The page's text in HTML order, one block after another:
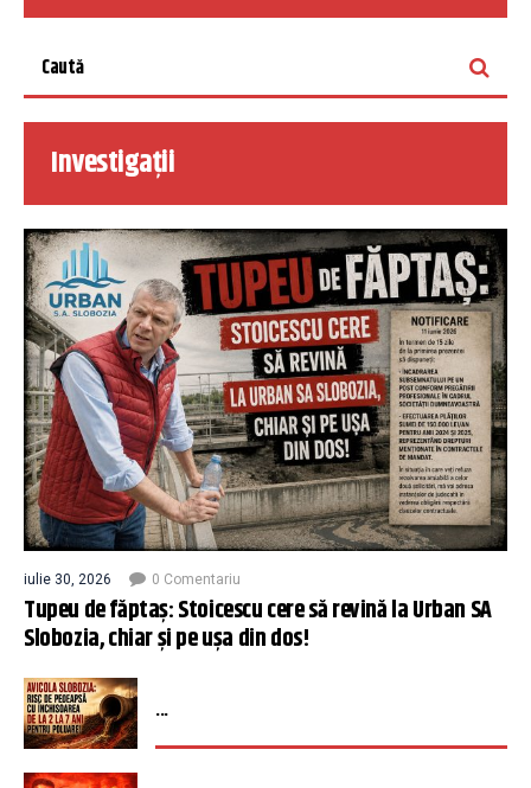
Investigații
iulie 30, 2026 0 Comentariu
Tupeu de făptaș: Stoicescu cere să revină la Urban SA
Slobozia, chiar și pe ușa din dos!
...